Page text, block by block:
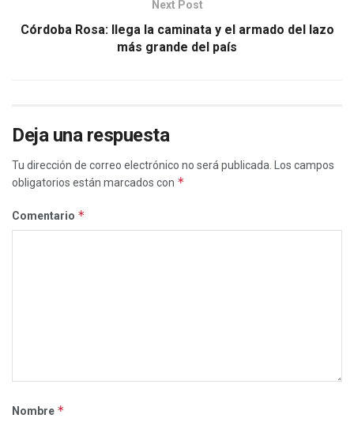
Next Post
Córdoba Rosa: llega la caminata y el armado del lazo
más grande del país
Deja una respuesta
Tu dirección de correo electrónico no será publicada.
Los campos
obligatorios están marcados con *
Comentario *
Nombre *